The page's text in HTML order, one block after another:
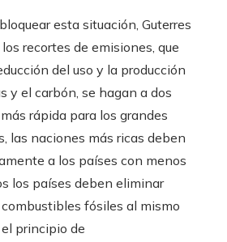
esta situación, Guterres
recortes de emisiones, que
del uso y la producción
y el carbón, se hagan a dos
rápida para los grandes
las naciones más ricas deben
a los países con menos
los países deben eliminar
fósiles al mismo
principio de